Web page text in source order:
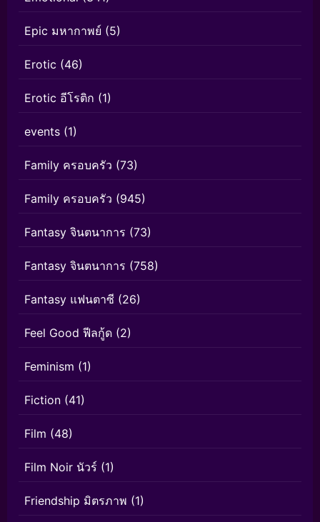
Epic มหากาพย์ (5)
Erotic (46)
Erotic อีโรติก (1)
events (1)
Family ครอบครัว (73)
Family ครอบครัว (945)
Fantasy จินตนาการ (73)
Fantasy จินตนาการ (758)
Fantasy แฟนตาซี (26)
Feel Good ฟีลกู้ด (2)
Feminism (1)
Fiction (41)
Film (48)
Film Noir นัวร์ (1)
Friendship มิตรภาพ (1)